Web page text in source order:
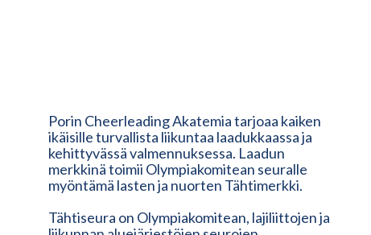
Porin Cheerleading Akatemia tarjoaa kaiken
ikäisille turvallista liikuntaa laadukkaassa ja
kehittyvässä valmennuksessa. Laadun
merkkinä toimii Olympiakomitean seuralle
myöntämä lasten ja nuorten Tähtimerkki.
Tähtiseura on Olympiakomitean, lajiliittojen ja